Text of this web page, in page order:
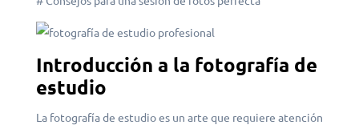
Introducción a la fotografía de
estudio
La fotografía de estudio es un arte que requiere atención